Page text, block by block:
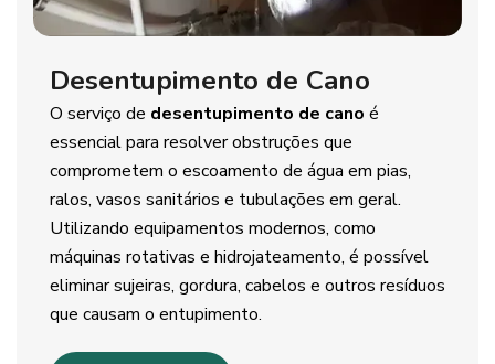
Desentupimento de Cano
O serviço de desentupimento de cano é
essencial para resolver obstruções que
comprometem o escoamento de água em pias,
ralos, vasos sanitários e tubulações em geral.
Utilizando equipamentos modernos, como
máquinas rotativas e hidrojateamento, é possível
eliminar sujeiras, gordura, cabelos e outros resíduos
que causam o entupimento.